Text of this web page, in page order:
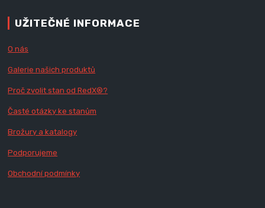
UŽITEČNÉ INFORMACE
O nás
Galerie našich produktů
Proč zvolit stan od RedX®?
Časté otázky ke stanům
Brožury a katalogy
Podporujeme
Obchodní podmínky